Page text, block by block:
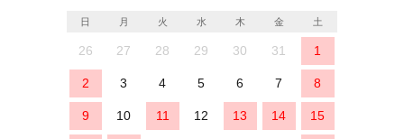
日 月 火 水 木 金 土
26 27 28 29 30 31 1
2 3 4 5 6 7 8
9 10 11 12 13 14 15